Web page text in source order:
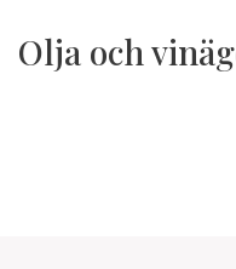
Olja och